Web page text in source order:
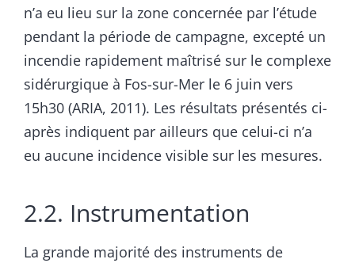
n’a eu lieu sur la zone concernée par l’étude
pendant la période de campagne, excepté un
incendie rapidement maîtrisé sur le complexe
sidérurgique à Fos-sur-Mer le 6 juin vers
15h30 (ARIA, 2011). Les résultats présentés ci-
après indiquent par ailleurs que celui-ci n’a
eu aucune incidence visible sur les mesures.
2.2. Instrumentation
La grande majorité des instruments de